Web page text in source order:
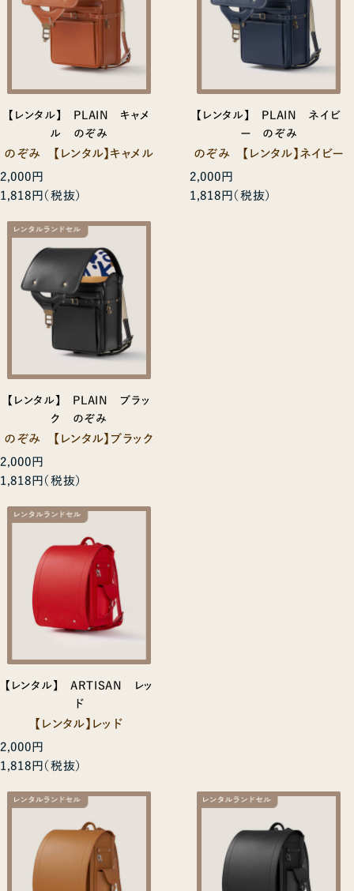
【レンタル】 PLAIN キャメ
ル のぞみ
のぞみ 【レンタル】キャメル
2,000円
1,818円
【レンタル】 PLAIN ネイビ
ー のぞみ
のぞみ 【レンタル】ネイビー
2,000円
1,818円
【レンタル】 PLAIN ブラッ
ク のぞみ
のぞみ 【レンタル】ブラック
2,000円
1,818円
【レンタル】 ARTISAN レッ
ド
【レンタル】レッド
2,000円
1,818円